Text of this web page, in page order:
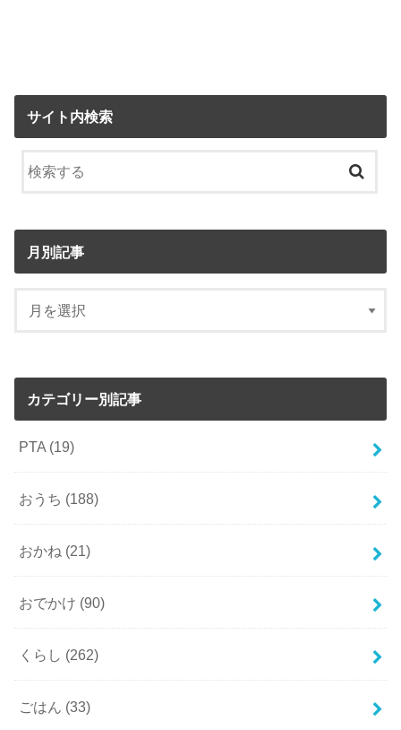
サイト内検索
月別記事
カテゴリー別記事
PTA (19)
おうち (188)
おかね (21)
おでかけ (90)
くらし (262)
ごはん (33)